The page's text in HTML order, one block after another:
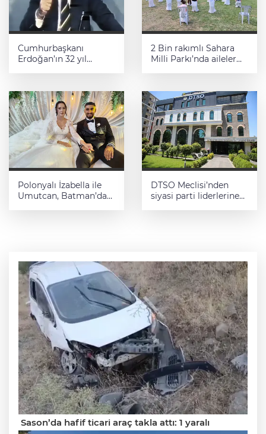
Cumhurbaşkanı
Erdoğan’ın 32 yıl
2 Bin rakımlı Sahara
Milli Parkı’nda aileler
Polonyalı İzabella ile
Umutcan, Batman’da
DTSO Meclisi’nden
siyasi parti liderlerine
Sason’da hafif ticari araç takla attı: 1 yaralı